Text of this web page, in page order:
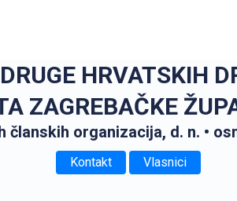
HRVATSKIH
ZAGREBAČKE
članskih organizacija, d. n. •
Kontakt Vlasnici